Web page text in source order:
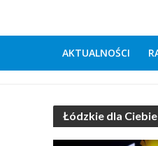
AKTUALNOŚCI
Łódzkie dla Ciebie